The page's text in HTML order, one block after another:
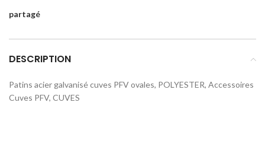
partagé
DESCRIPTION
Patins acier galvanisé cuves PFV ovales, POLYESTER, Accessoires
Cuves PFV, CUVES